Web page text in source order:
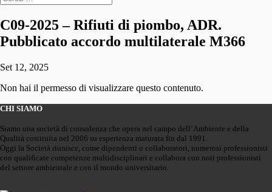
C09-2025 – Rifiuti di piombo, ADR.
Pubblicato accordo multilaterale M366
Set 12, 2025
Non hai il permesso di visualizzare questo contenuto.
CHI SIAMO
Siamo una società di consulenza che opera nel campo dell’Ambiente e della
Qualità costituita nel 2006 su esperienza maturata fin dal 1991.
Oggi la Società riunisce, come dipendenti o collaboratori, numerosi professionisti
con qualificate competenze multidisciplinari e collabora con noti professionisti
del settore ambientale e con il mondo universitario.